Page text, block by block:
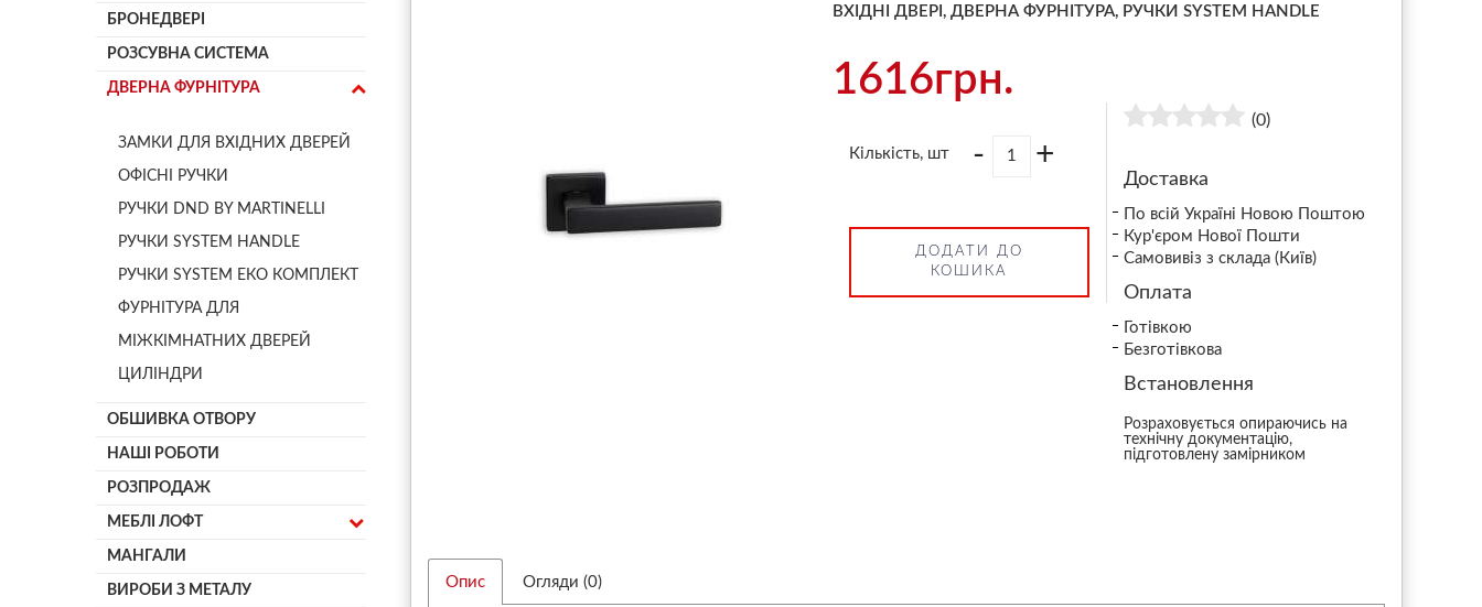
БРОНЕДВЕРІ
РОЗСУВНА СИСТЕМА
ДВЕРНА ФУРНІТУРА
ЗАМКИ ДЛЯ ВХІДНИХ ДВЕРЕЙ
ОФІСНІ РУЧКИ
РУЧКИ DND BY MARTINELLI
РУЧКИ SYSTEM HANDLE
РУЧКИ SYSTEM ЕКО КОМПЛЕКТ
ФУРНІТУРА ДЛЯ
МІЖКІМНАТНИХ ДВЕРЕЙ
ЦИЛІНДРИ
ОБШИВКА ОТВОРУ
НАШІ РОБОТИ
РОЗПРОДАЖ
МЕБЛІ ЛОФТ
МАНГАЛИ
ВИРОБИ З МЕТАЛУ
ВХІДНІ ДВЕРІ, ДВЕРНА ФУРНІТУРА, РУЧКИ SYSTEM HANDLE
1616грн.
Кількість, шт - +
ДОДАТИ ДО
КОШИКА
(0)
Доставка
По всій Україні Новою Поштою
Кур'єром Нової Пошти
Самовивіз з склада (Київ)
Оплата
Готівкою
Безготівкова
Встановлення
Розраховується опираючись на
технічну документацію,
підготовлену замірником
Опис Огляди (0)